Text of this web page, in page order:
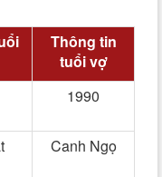
Thông tin
tuổi vợ
1990
Canh Ngọ